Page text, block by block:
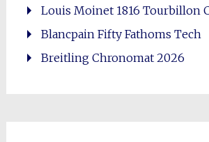
Louis Moinet 1816 Tourbillon
Blancpain Fifty Fathoms Tech
Breitling Chronomat 2026